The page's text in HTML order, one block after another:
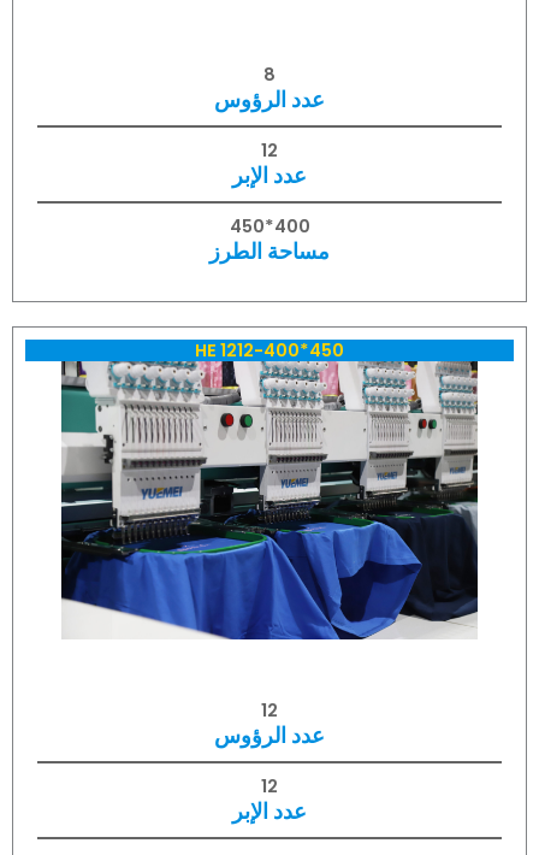
8
عدد الرؤوس
12
عدد الإبر
400*450
مساحة الطرز
HE 1212-400*450
12
عدد الرؤوس
12
عدد الإبر